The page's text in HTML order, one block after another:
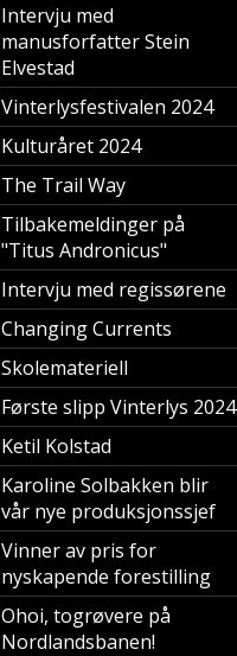
Intervju med
manusforfatter Stein
Elvestad
Vinterlysfestivalen 2024
Kulturåret 2024
The Trail Way
Tilbakemeldinger på
"Titus Andronicus"
Intervju med regissørene
Changing Currents
Skolemateriell
Første slipp Vinterlys 2024
Ketil Kolstad
Karoline Solbakken blir
vår nye produksjonssjef
Vinner av pris for
nyskapende forestilling
​Ohoi, togrøvere på
Nordlandsbanen!